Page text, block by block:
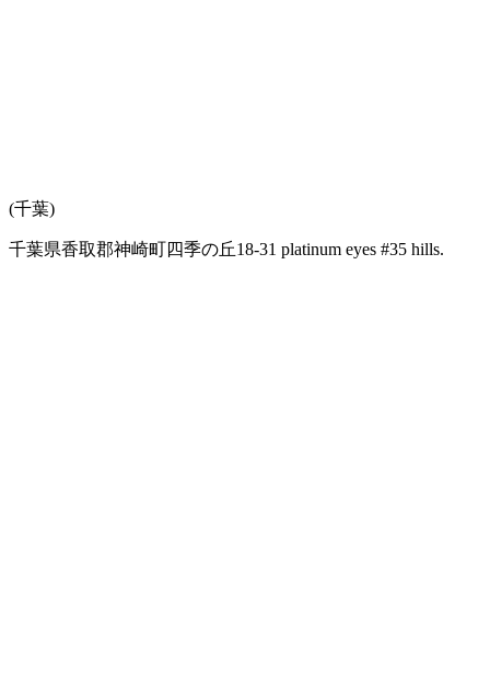
(千葉)
千葉県香取郡神崎町四季の丘18-31 platinum eyes #35 hills.